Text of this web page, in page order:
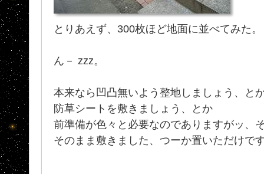
とりあえず、300枚ほど地面に並べてみた。
ん－ zzz。
本来なら凹凸無いよう整地しましょう、と
防草シートを敷きましょう、とか
前準備が色々と必要なのでありますがッ
そのまま敷きました、つーか置いただけで